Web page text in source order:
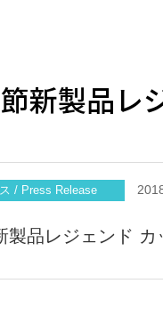
新製品レ
/ Press Release
製品レジェンド